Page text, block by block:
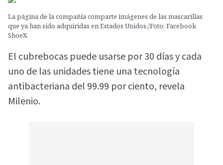
La página de la compañía comparte imágenes de las mascarillas
que ya han sido adquiridas en Estados Unidos./Foto: Facebook
ShoeX
El cubrebocas puede usarse por 30 días y cada
uno de las unidades tiene una tecnología
antibacteriana del 99.99 por ciento, revela
Milenio.